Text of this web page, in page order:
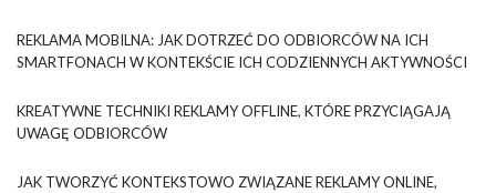
REKLAMA MOBILNA: JAK DOTRZEĆ DO ODBIORCÓW NA ICH
SMARTFONACH W KONTEKŚCIE ICH CODZIENNYCH AKTYWNOŚCI
KREATYWNE TECHNIKI REKLAMY OFFLINE, KTÓRE PRZYCIĄGAJĄ
UWAGĘ ODBIORCÓW
JAK TWORZYĆ KONTEKSTOWO ZWIĄZANE REKLAMY ONLINE,